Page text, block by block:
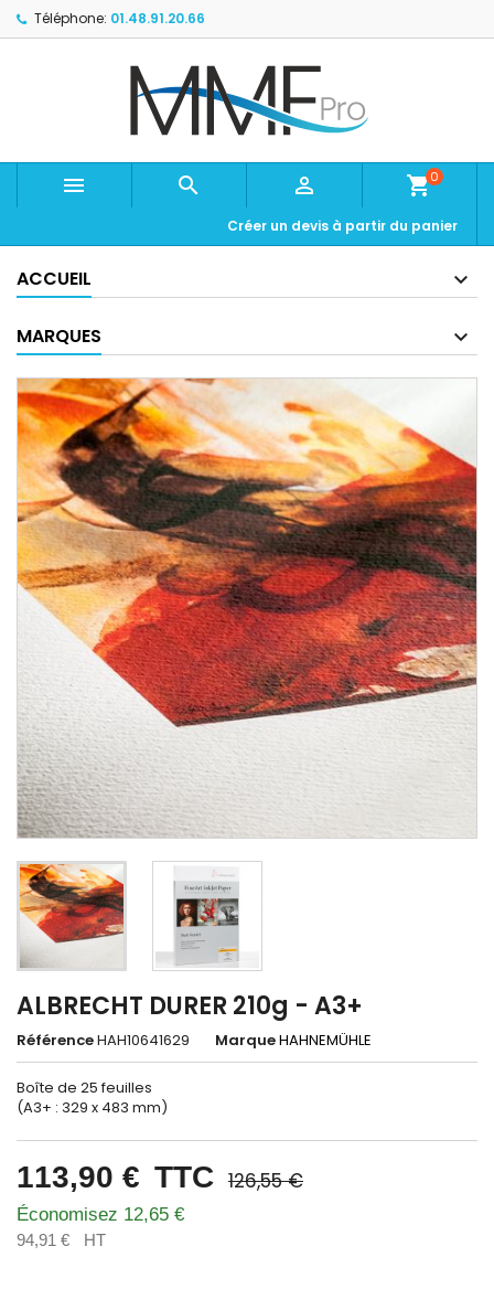
Téléphone: 01.48.91.20.66
   shopping_cart0
Créer un devis à partir du panier
ACCUEIL
MARQUES
ALBRECHT DURER 210g - A3+
RéférenceHAH10641629 MarqueHAHNEMÜHLE
Boîte de 25 feuilles
(A3+ : 329 x 483 mm)
113,90 € TTC 126,55 €
Économisez 12,65 €
94,91 € HT